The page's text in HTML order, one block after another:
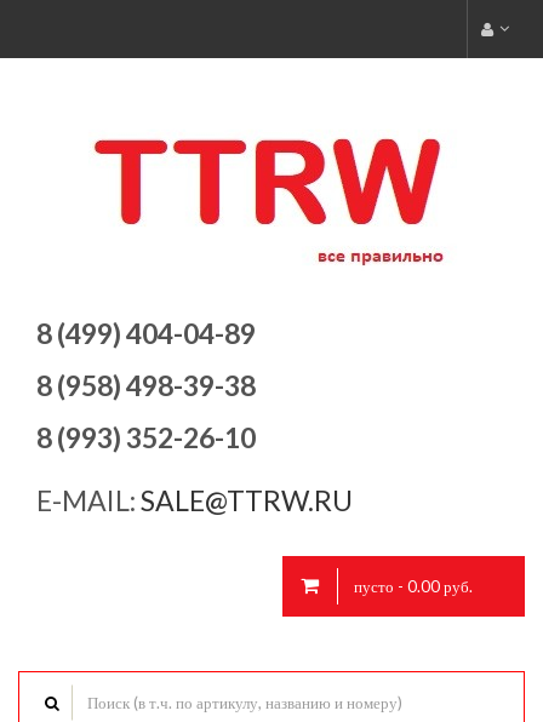
8 (499) 404-04-89
8 (958) 498-39-38
8 (993) 352-26-10
E-MAIL:SALE@TTRW.RU
пусто - 0.00 руб.